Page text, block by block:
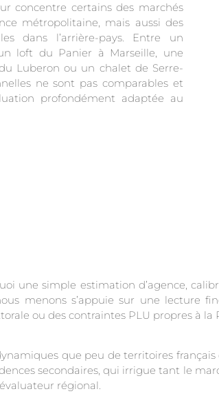
concentre certains des marchés
métropolitaine, mais aussi des
dans l’arrière-pays. Entre un
loft du Panier à Marseille, une
Luberon ou un chalet de Serre-
ne sont pas comparables et
profondément adaptée au
une simple estimation d’agence,
menons s’appuie sur une lecture
ou des contraintes PLU propres à
que peu de territoires
secondaires, qui irrigue tant le
régional.